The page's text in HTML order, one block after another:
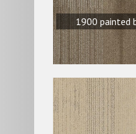
1900 painted